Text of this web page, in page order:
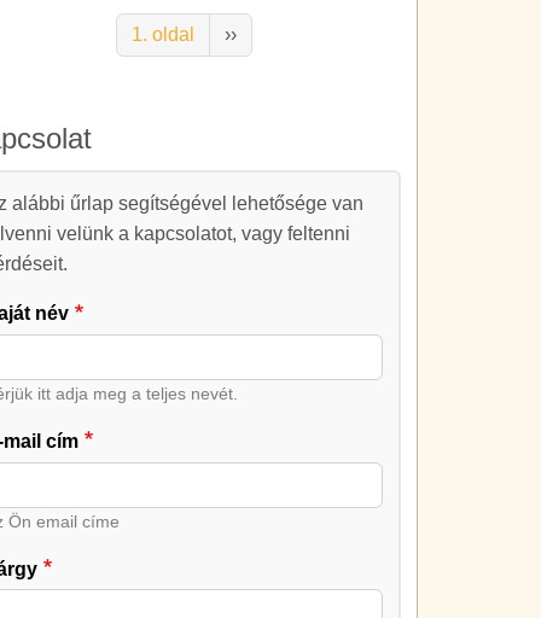
1. oldal
Következő oldal
››
alábbi űrlap segítségével lehetősége van
velünk a kapcsolatot, vagy feltenni
név
itt adja meg a teljes nevét.
mail cím
Ön email címe